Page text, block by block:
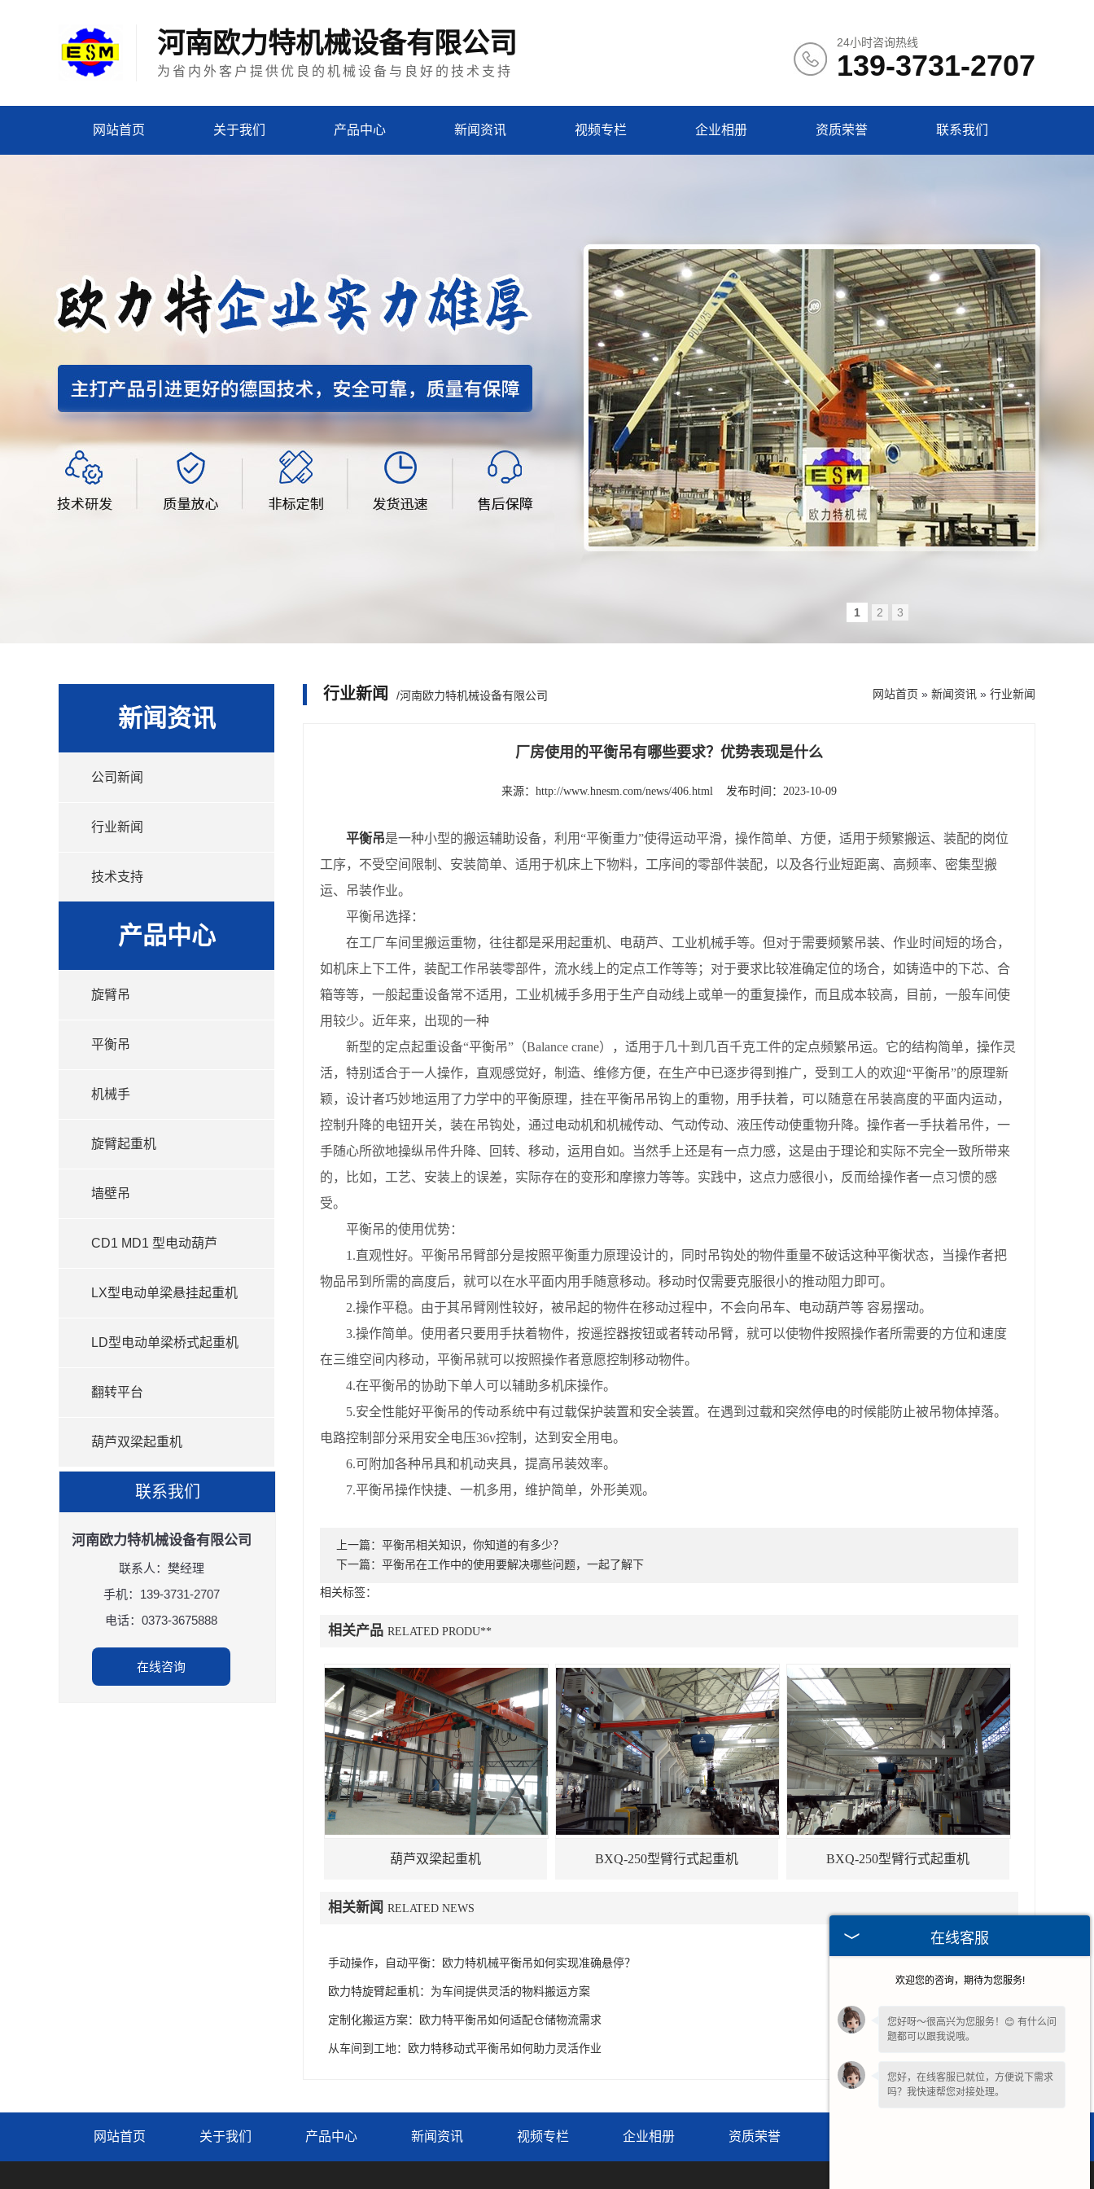
河南欧力特机械设备有限公司
为省内外客户提供优良的机械设备与良好的技术支持
24小时咨询热线
139-3731-2707
网站首页 关于我们 产品中心 新闻资讯 视频专栏 企业相册 资质荣誉 联系我们
1 2 3
新闻资讯
公司新闻
行业新闻
技术支持
产品中心
旋臂吊
平衡吊
机械手
旋臂起重机
墙壁吊
CD1 MD1 型电动葫芦
LX型电动单梁悬挂起重机
LD型电动单梁桥式起重机
翻转平台
葫芦双梁起重机
联系我们
河南欧力特机械设备有限公司
联系人：樊经理
手机：139-3731-2707
电话：0373-3675888
在线咨询
行业新闻 /河南欧力特机械设备有限公司 网站首页 » 新闻资讯 » 行业新闻
厂房使用的平衡吊有哪些要求？优势表现是什么
来源： http://www.hnesm.com/news/406.html 发布时间：2023-10-09
平衡吊是一种小型的搬运辅助设备，利用“平衡重力”使得运动平滑，操作简单、方便，适用于频繁搬运、装配的岗位
工序，不受空间限制、安装简单、适用于机床上下物料，工序间的零部件装配，以及各行业短距离、高频率、密集型搬
运、吊装作业。
平衡吊选择：
在工厂车间里搬运重物，往往都是采用起重机、电葫芦、工业机械手等。但对于需要频繁吊装、作业时间短的场合，
如机床上下工件，装配工作吊装零部件，流水线上的定点工作等等；对于要求比较准确定位的场合，如铸造中的下芯、合
箱等等，一般起重设备常不适用，工业机械手多用于生产自动线上或单一的重复操作，而且成本较高，目前，一般车间使
用较少。近年来，出现的一种
新型的定点起重设备“平衡吊”（Balance crane），适用于几十到几百千克工件的定点频繁吊运。它的结构简单，操作灵
活，特别适合于一人操作，直观感觉好，制造、维修方便，在生产中已逐步得到推广，受到工人的欢迎“平衡吊”的原理新
颖，设计者巧妙地运用了力学中的平衡原理，挂在平衡吊吊钩上的重物，用手扶着，可以随意在吊装高度的平面内运动，
控制升降的电钮开关，装在吊钩处，通过电动机和机械传动、气动传动、液压传动使重物升降。操作者一手扶着吊件，一
手随心所欲地操纵吊件升降、回转、移动，运用自如。当然手上还是有一点力感，这是由于理论和实际不完全一致所带来
的，比如，工艺、安装上的误差，实际存在的变形和摩擦力等等。实践中，这点力感很小，反而给操作者一点习惯的感
受。
平衡吊的使用优势：
1.直观性好。平衡吊吊臂部分是按照平衡重力原理设计的，同时吊钩处的物件重量不破话这种平衡状态，当操作者把
物品吊到所需的高度后，就可以在水平面内用手随意移动。移动时仅需要克服很小的推动阻力即可。
2.操作平稳。由于其吊臂刚性较好，被吊起的物件在移动过程中，不会向吊车、电动葫芦等 容易摆动。
3.操作简单。使用者只要用手扶着物件，按遥控器按钮或者转动吊臂，就可以使物件按照操作者所需要的方位和速度
在三维空间内移动，平衡吊就可以按照操作者意愿控制移动物件。
4.在平衡吊的协助下单人可以辅助多机床操作。
5.安全性能好平衡吊的传动系统中有过载保护装置和安全装置。在遇到过载和突然停电的时候能防止被吊物体掉落。
电路控制部分采用安全电压36v控制，达到安全用电。
6.可附加各种吊具和机动夹具，提高吊装效率。
7.平衡吊操作快捷、一机多用，维护简单，外形美观。
上一篇： 平衡吊相关知识，你知道的有多少？
下一篇： 平衡吊在工作中的使用要解决哪些问题，一起了解下
相关标签：
相关产品 RELATED PRODU**
葫芦双梁起重机 BXQ-250型臂行式起重机 BXQ-250型臂行式起重机
相关新闻 RELATED NEWS
手动操作，自动平衡：欧力特机械平衡吊如何实现准确悬停？
欧力特旋臂起重机：为车间提供灵活的物料搬运方案
定制化搬运方案：欧力特平衡吊如何适配仓储物流需求 2026-05-13
从车间到工地：欧力特移动式平衡吊如何助力灵活作业
网站首页 关于我们 产品中心 新闻资讯 视频专栏 企业相册 资质荣誉
在线客服
欢迎您的咨询，期待为您服务!
您好呀～很高兴为您服务！😊 有什么问
题都可以跟我说哦。
您好，在线客服已就位，方便说下需求
吗？我快速帮您对接处理。